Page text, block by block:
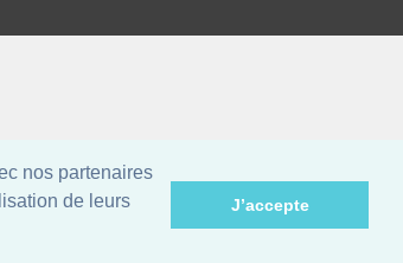
nos partenaires
de leurs
J’accepte